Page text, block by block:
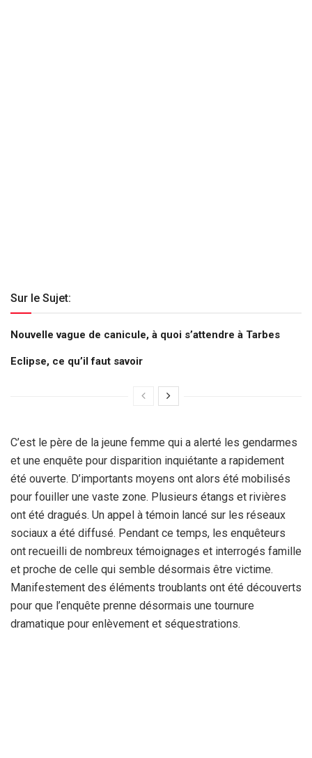
Sur le Sujet:
Nouvelle vague de canicule, à quoi s’attendre à Tarbes
Eclipse, ce qu’il faut savoir
C’est le père de la jeune femme qui a alerté les gendarmes
et une enquête pour disparition inquiétante a rapidement
été ouverte. D’importants moyens ont alors été mobilisés
pour fouiller une vaste zone. Plusieurs étangs et rivières
ont été dragués. Un appel à témoin lancé sur les réseaux
sociaux a été diffusé. Pendant ce temps, les enquêteurs
ont recueilli de nombreux témoignages et interrogés famille
et proche de celle qui semble désormais être victime.
Manifestement des éléments troublants ont été découverts
pour que l’enquête prenne désormais une tournure
dramatique pour enlèvement et séquestrations.